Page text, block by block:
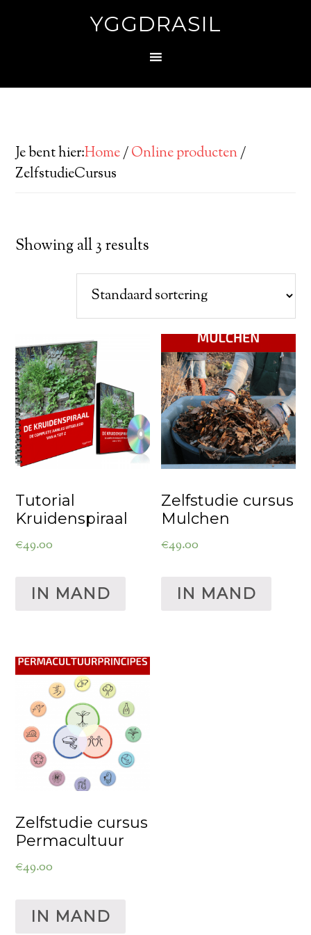
YGGDRASIL
Je bent hier:Home/Online producten/
ZelfstudieCursus
Showing all 3 results
Tutorial
Kruidenspiraal
€49.00
IN MAND
Zelfstudie cursus
Mulchen
€49.00
IN MAND
Zelfstudie cursus
Permacultuur
€49.00
IN MAND